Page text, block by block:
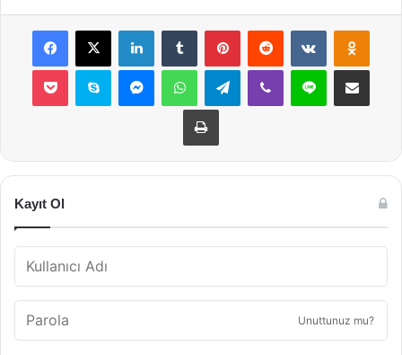
Facebook
X LinkedInTumblr PinterestReddit VKontakte
Pocket Skype MessengerWhatsAppTelegramViber Line E-Posta ile
Yazdır
Kayıt Ol
Unuttunuz mu?